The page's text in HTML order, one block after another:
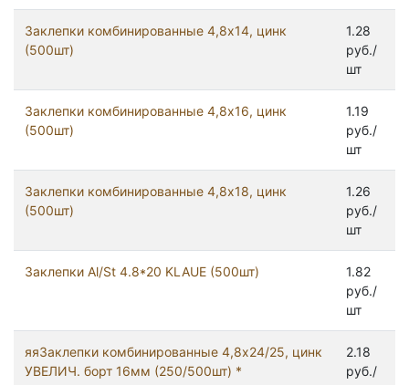
Заклепки комбинированные 4,8х14, цинк
(500шт)
1.28
руб./
шт
Заклепки комбинированные 4,8х16, цинк
(500шт)
1.19
руб./
шт
Заклепки комбинированные 4,8х18, цинк
(500шт)
1.26
руб./
шт
Заклепки Al/St 4.8*20 KLAUE (500шт)
1.82
руб./
шт
яяЗаклепки комбинированные 4,8х24/25, цинк
УВЕЛИЧ. борт 16мм (250/500шт) *
2.18
руб./